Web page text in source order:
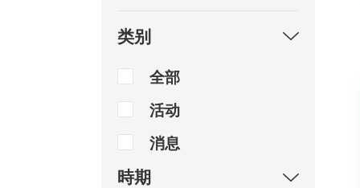
类别
全部
活动
消息
時期